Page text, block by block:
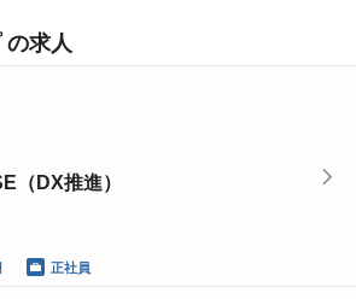
の求人
（DX推進）
正社員